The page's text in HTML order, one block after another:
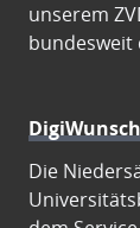
unserem
bundesweit
Die